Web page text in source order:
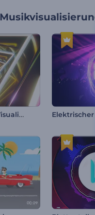
Fallende Musikschleife Visualisierer